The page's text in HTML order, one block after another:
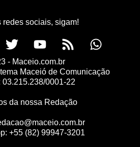
redes sociais, sigam!
- Maceio.com.br
Maceió de Comunicação
03.215.238/0001-22
da nossa Redação
+55 (82) 99947-3201